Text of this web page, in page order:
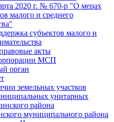
2020 г. № 670-р "О мерах
малого и среднего
субъектов малого и
акты
МСП
орган
земельных участков
унитарных
района
муниципального района